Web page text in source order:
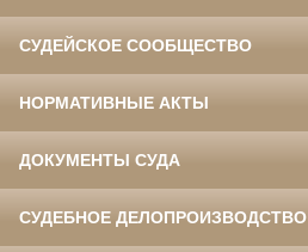
СУДЕЙСКОЕ СООБЩЕСТВО
НОРМАТИВНЫЕ АКТЫ
ДОКУМЕНТЫ СУДА
СУДЕБНОЕ ДЕЛОПРОИЗВОДСТВО